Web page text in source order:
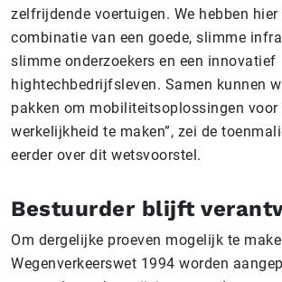
zelfrijdende voertuigen. We hebben hier
combinatie van een goede, slimme
slimme onderzoekers en een innovatief
hightechbedrijfsleven. Samen kunnen
pakken om mobiliteitsoplossingen voor
werkelijkheid te maken”, zei de
eerder over dit wetsvoorstel.
Bestuurder blijft
Om dergelijke proeven mogelijk te
Wegenverkeerswet 1994 worden